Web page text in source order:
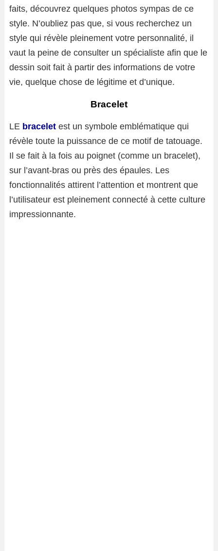
faits, découvrez quelques photos sympas de ce
style. N’oubliez pas que, si vous recherchez un
style qui révèle pleinement votre personnalité, il
vaut la peine de consulter un spécialiste afin que le
dessin soit fait à partir des informations de votre
vie, quelque chose de légitime et d’unique.
Bracelet
LE bracelet est un symbole emblématique qui
révèle toute la puissance de ce motif de tatouage.
Il se fait à la fois au poignet (comme un bracelet),
sur l’avant-bras ou près des épaules. Les
fonctionnalités attirent l’attention et montrent que
l’utilisateur est pleinement connecté à cette culture
impressionnante.